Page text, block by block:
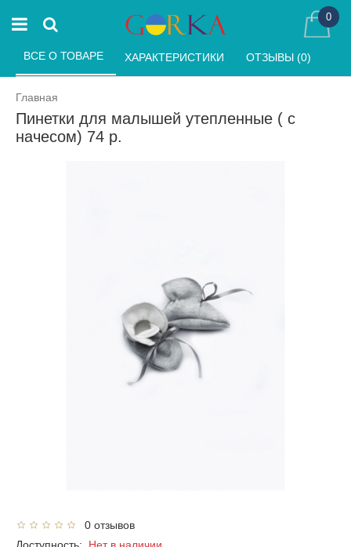
0
Главная
Пинетки для малышей утепленные ( с
начесом) 74 р.
ВСЕ О ТОВАРЕ ХАРАКТЕРИСТИКИ ОТЗЫВЫ (0)
0 отзывов